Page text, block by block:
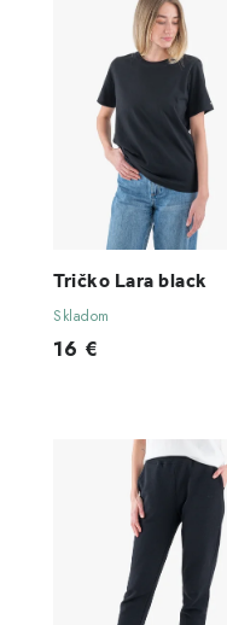
Tričko Lara black
Skladom
16 €